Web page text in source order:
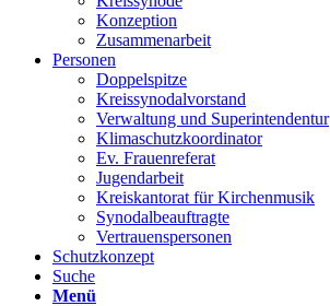
Konzeption
Zusammenarbeit
Personen
Doppelspitze
Kreissynodalvorstand
Verwaltung und Superintendentur
Klimaschutzkoordinator
Ev. Frauenreferat
Jugendarbeit
Kreiskantorat für Kirchenmusik
Synodalbeauftragte
Vertrauenspersonen
Schutzkonzept
Suche
Menü